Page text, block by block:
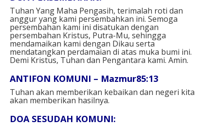
Tuhan Yang Maha Pengasih, terimalah roti dan
anggur yang kami persembahkan ini. Semoga
persembahan kami ini disatukan dengan
persembahan Kristus, Putra-Mu, sehingga
mendamaikan kami dengan Dikau serta
mendatangkan perdamaian di atas muka bumi ini.
Demi Kristus, Tuhan dan Pengantara kami. Amin.
ANTIFON KOMUNI – Mazmur85:13
Tuhan akan memberikan kebaikan dan negeri kita
akan memberikan hasilnya.
DOA SESUDAH KOMUNI: